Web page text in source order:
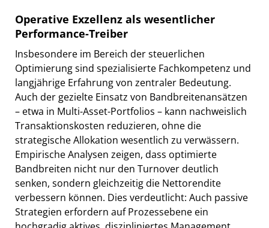
Operative Exzellenz als wesentlicher
Performance-Treiber
Insbesondere im Bereich der steuerlichen
Optimierung sind spezialisierte Fachkompetenz und
langjährige Erfahrung von zentraler Bedeutung.
Auch der gezielte Einsatz von Bandbreitenansätzen
– etwa in Multi-Asset-Portfolios – kann nachweislich
Transaktionskosten reduzieren, ohne die
strategische Allokation wesentlich zu verwässern.
Empirische Analysen zeigen, dass optimierte
Bandbreiten nicht nur den Turnover deutlich
senken, sondern gleichzeitig die Nettorendite
verbessern können. Dies verdeutlicht: Auch passive
Strategien erfordern auf Prozessebene ein